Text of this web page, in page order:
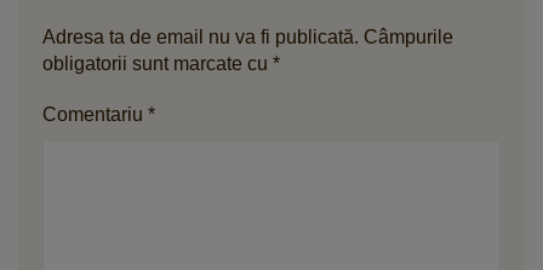
Adresa ta de email nu va fi publicată. Câmpurile
obligatorii sunt marcate cu *
Comentariu *